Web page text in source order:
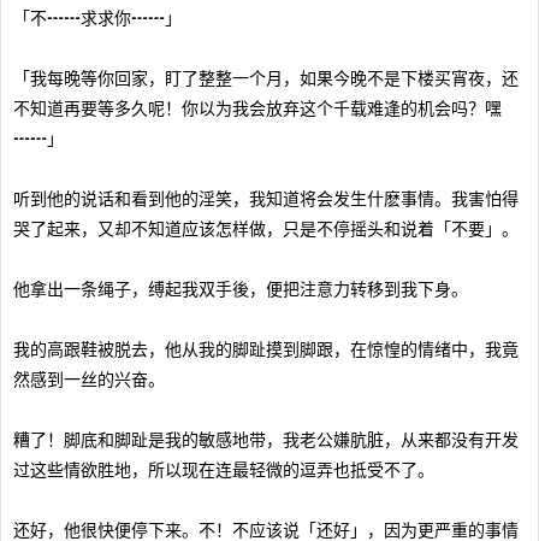
「不┅┅求求你┅┅」
「我每晚等你回家，盯了整整一个月，如果今晚不是下楼买宵夜，还
不知道再要等多久呢！你以为我会放弃这个千载难逢的机会吗？嘿
┅┅」
听到他的说话和看到他的淫笑，我知道将会发生什麽事情。我害怕得
哭了起来，又却不知道应该怎样做，只是不停摇头和说着「不要」。
他拿出一条绳子，缚起我双手後，便把注意力转移到我下身。
我的高跟鞋被脱去，他从我的脚趾摸到脚跟，在惊惶的情绪中，我竟
然感到一丝的兴奋。
糟了！脚底和脚趾是我的敏感地带，我老公嫌肮脏，从来都没有开发
过这些情欲胜地，所以现在连最轻微的逗弄也抵受不了。
还好，他很快便停下来。不！不应该说「还好」，因为更严重的事情